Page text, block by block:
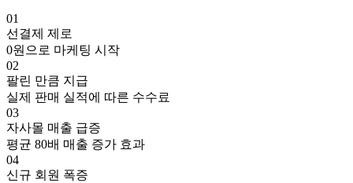
01
선결제 제로
0원으로 마케팅 시작
02
팔린 만큼 지급
실제 판매 실적에 따른 수수료
03
자사몰 매출 급증
평균 80배 매출 증가 효과
04
신규 회원 폭증